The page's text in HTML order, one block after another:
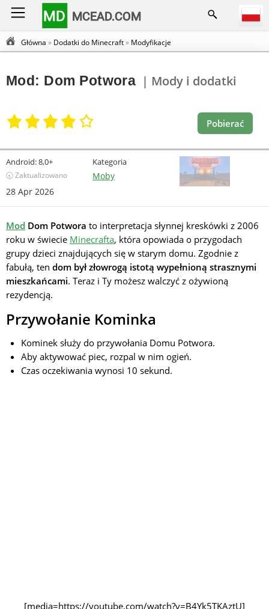
MD MCEAD.COM
Główna » Dodatki do Minecraft» Modyfikacje
Mod: Dom Potwora | Mody i dodatki
Pobierać
Android:8,0+
🕣 Zaktualizowano
28 Apr 2026
Kategoria
Moby
Mod Dom Potwora to interpretacja słynnej kreskówki z 2006
roku w świecie Minecrafta, która opowiada o przygodach
grupy dzieci znajdujących się w starym domu. Zgodnie z
fabułą, ten dom był złowrogą istotą wypełnioną strasznymi
mieszkańcami. Teraz i Ty możesz walczyć z ożywioną
rezydencją.
Przywołanie Kominka
Kominek służy do przywołania Domu Potwora.
Aby aktywować piec, rozpal w nim ogień.
Czas oczekiwania wynosi 10 sekund.
[media=https://youtube.com/watch?v=B4Yk5TKAztU]